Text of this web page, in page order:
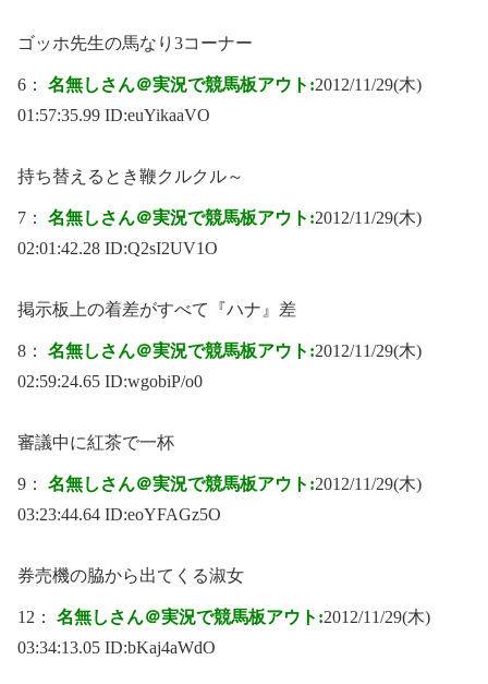
ゴッホ先生の馬なり3コーナー
6： 名無しさん＠実況で競馬板アウト:2012/11/29(木)
01:57:35.99 ID:euYikaaVO
持ち替えるとき鞭クルクル～
7： 名無しさん＠実況で競馬板アウト:2012/11/29(木)
02:01:42.28 ID:Q2sI2UV1O
掲示板上の着差がすべて『ハナ』差
8： 名無しさん＠実況で競馬板アウト:2012/11/29(木)
02:59:24.65 ID:wgobiP/o0
審議中に紅茶で一杯
9： 名無しさん＠実況で競馬板アウト:2012/11/29(木)
03:23:44.64 ID:eoYFAGz5O
券売機の脇から出てくる淑女
12： 名無しさん＠実況で競馬板アウト:2012/11/29(木)
03:34:13.05 ID:bKaj4aWdO